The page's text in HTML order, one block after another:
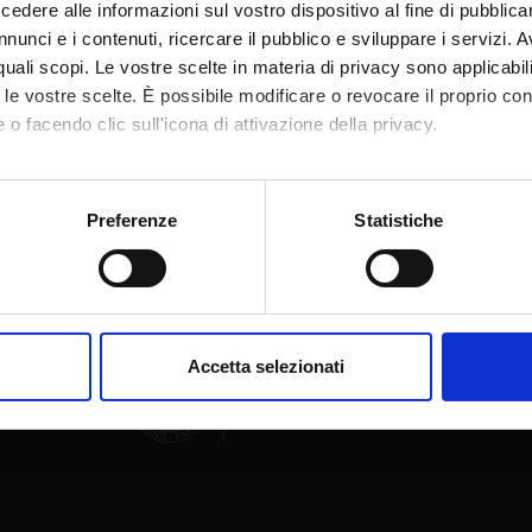
alle informazioni sul vostro dispositivo al fine di
e i contenuti, ricercare il pubblico e sviluppare i servizi.
scopi. Le vostre scelte in materia di privacy sono
vostre scelte. È possibile modificare o revocare il proprio
o facendo clic sull'icona di attivazione della privacy.
anche:
sulla tua posizione geografica, con un'approssimazione di
in qualsiasi momento dalla Dichiarazione sui cookie.
e social media, i quali potrebbero combinarle con altre
dei loro servizi.
Preferenze Statistiche
Accetta selezionati